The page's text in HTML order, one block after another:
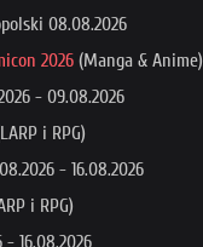
08.08.2026
2026 (Manga & Anime)
- 09.08.2026
i RPG)
- 16.08.2026
i RPG)
- 16.08.2026